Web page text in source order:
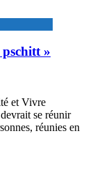
pschitt »
et Vivre
se réunir
réunies en